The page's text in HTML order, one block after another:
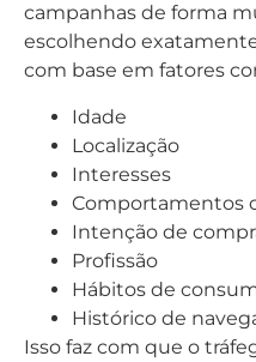
campanhas de forma
escolhendo
com base em fatores
Idade
Localização
Interesses
Comportamentos
Intenção de
Profissão
Hábitos de
Histórico de
Isso faz com que o